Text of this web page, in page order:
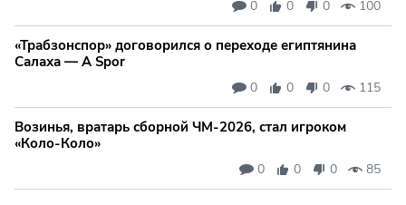
0 0 0 100
«Трабзонспор» договорился о переходе египтянина
Салаха — A Spor
0 0 0 115
Возинья, вратарь сборной ЧМ-2026, стал игроком
«Коло-Коло»
0 0 0 85